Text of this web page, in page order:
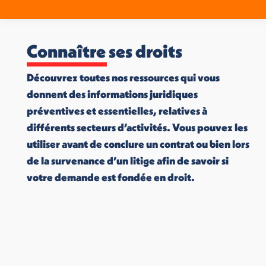
Connaître ses droits
Découvrez toutes nos ressources qui vous
donnent des informations juridiques
préventives et essentielles, relatives à
différents secteurs d’activités. Vous pouvez les
utiliser avant de conclure un contrat ou bien lors
de la survenance d’un litige afin de savoir si
votre demande est fondée en droit.